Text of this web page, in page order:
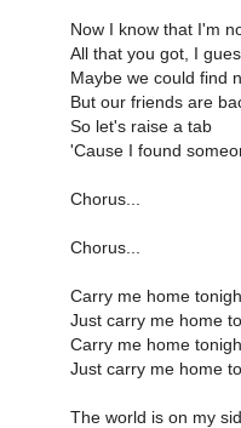
Now I know that I'm
All that you got, I
Maybe we could find
But our friends are
So let's raise a tab
'Cause I found
Chorus...
Chorus...
Carry me home
Just carry me home
Carry me home
Just carry me home
The world is on my